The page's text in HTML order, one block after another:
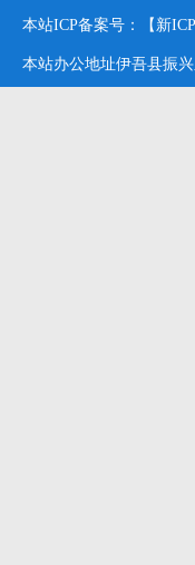
本站ICP备案号：【新
本站办公地址伊吾县振